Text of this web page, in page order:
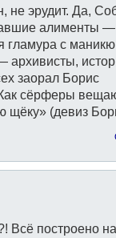
не эрудит. Да,
алименты —
гламура с
архивисты,
заорал Борис
сёрферы
щёку» (девиз
Всё построено на